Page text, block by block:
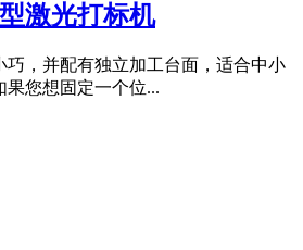
激光打标机
巧，并配有独立加工台面，适合中小
果您想固定一个位...